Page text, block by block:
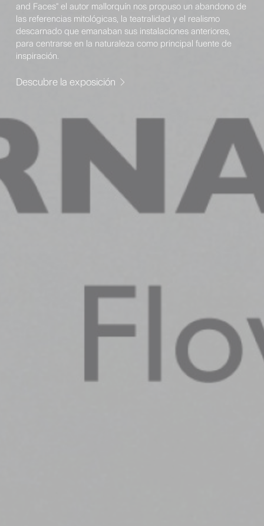
and Faces" el autor mallorquín nos propuso un abandono de
las referencias mitológicas, la teatralidad y el realismo
descarnado que emanaban sus instalaciones anteriores,
para centrarse en la naturaleza como principal fuente de
inspiración.
Descubre la exposición